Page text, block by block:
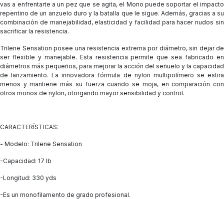
vas a enfrentarte a un pez que se agita, el Mono puede soportar el impacto
repentino de un anzuelo duro y la batalla que le sigue. Además, gracias a su
combinación de manejabilidad, elasticidad y facilidad para hacer nudos sin
sacrificar la resistencia.
Trilene Sensation posee una resistencia extrema por diámetro, sin dejar de
ser flexible y manejable. Esta resistencia permite que sea fabricado en
diámetros más pequeños, para mejorar la acción del señuelo y la capacidad
de lanzamiento. La innovadora fórmula de nylon multipolímero se estira
menos y mantiene más su fuerza cuando se moja, en comparación con
otros monos de nylon, otorgando mayor sensibilidad y control.
CARACTERÍSTICAS:
- Modelo: Trilene Sensation
-Capacidad: 17 lb
-Longitud: 330 yds
-Es un monofilamento de grado profesional.